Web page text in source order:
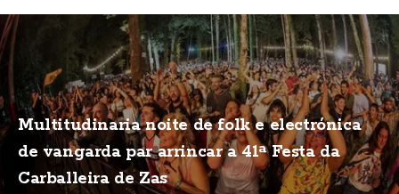
Multitudinaria noite de folk e electrónica
de vangarda par arrincar a 41ª Festa da
Carballeira de Zas